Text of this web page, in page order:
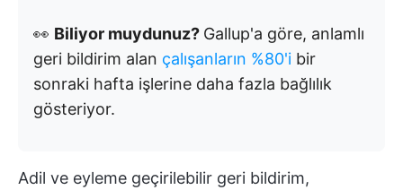
👀 Biliyor muydunuz? Gallup'a göre, anlamlı
geri bildirim alan çalışanların %80'i bir
sonraki hafta işlerine daha fazla bağlılık
gösteriyor.
Adil ve eyleme geçirilebilir geri bildirim,